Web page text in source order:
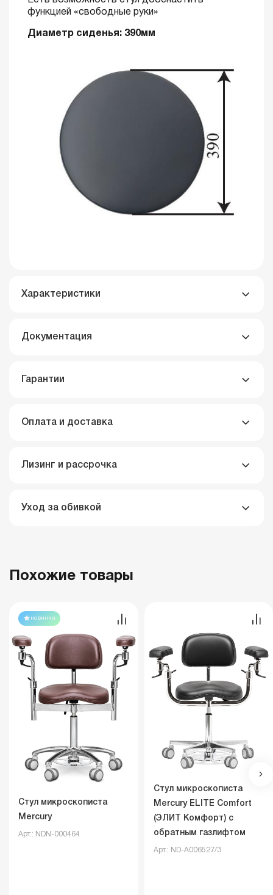
мятный
зеленый
АТЛАНТИС
АТЛАНТИС
функцией «свободные руки»
Диаметр сиденья: 390мм
Характеристики
Документация
Гарантии
Оплата и доставка
Лизинг и рассрочка
Уход за обивкой
Похожие товары
новинка
Стул микроскописта
Mercury
Арт.: NDN-000464
Стул микроскописта
Mercury ELITE Comfort
(ЭЛИТ Комфорт) с
обратным газлифтом
Арт.: ND-A006527/3